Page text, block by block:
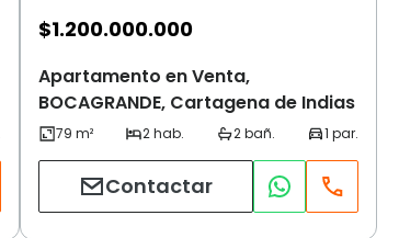
$1.200.000.000
Apartamento en Venta,
BOCAGRANDE, Cartagena de Indias
Contactar